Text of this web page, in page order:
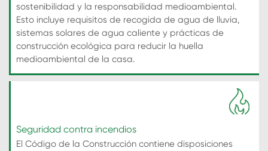
sostenibilidad y la responsabilidad medioambiental.
Esto incluye requisitos de recogida de agua de lluvia,
sistemas solares de agua caliente y prácticas de
construcción ecológica para reducir la huella
medioambiental de la casa.
Seguridad contra incendios
El Código de la Construcción contiene disposiciones